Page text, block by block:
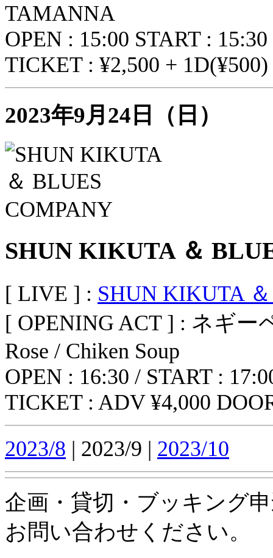
TAMANNA
OPEN : 15:00 START : 15:30
TICKET : ¥2,500 + 1D(¥500)
2023年9月24日（日）
SHUN KIKUTA ＆
[ LIVE ] : SHUN KIKUTA
[ OPENING ACT ] : ネギー
Rose / Chiken Soup
OPEN : 16:30 / START :
TICKET : ADV ¥4,000
2023/8 | 2023/9 | 2023/10
企画・貸切・ブッキング
お問い合わせください。